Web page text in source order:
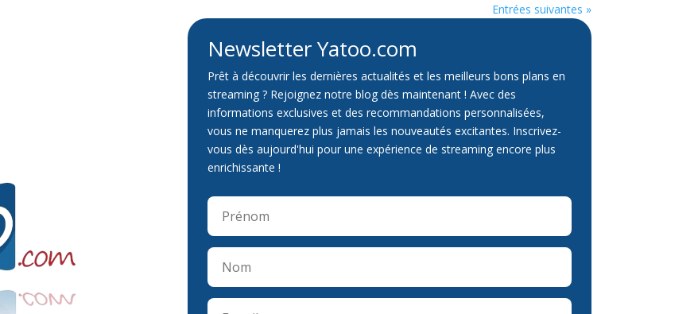
Entrées suivantes »
Newsletter Yatoo.com
Prêt à découvrir les dernières actualités et les meilleurs bons plans en
streaming ? Rejoignez notre blog dès maintenant ! Avec des
informations exclusives et des recommandations personnalisées,
vous ne manquerez plus jamais les nouveautés excitantes. Inscrivez-
vous dès aujourd'hui pour une expérience de streaming encore plus
enrichissante !